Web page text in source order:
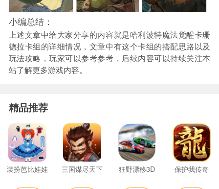
小编总结：
上述文章中给大家分享的内容就是哈利波特魔法觉醒卡珊
德拉卡组的详细情况，文章中有这个卡组的搭配思路以及
玩法攻略，玩家可以参考参考，后续内容可以持续关注本
站了解更多游戏内容。
精品推荐
装扮芭比娃娃 三国谋尽天下 狂野漂移3D 保护我传奇